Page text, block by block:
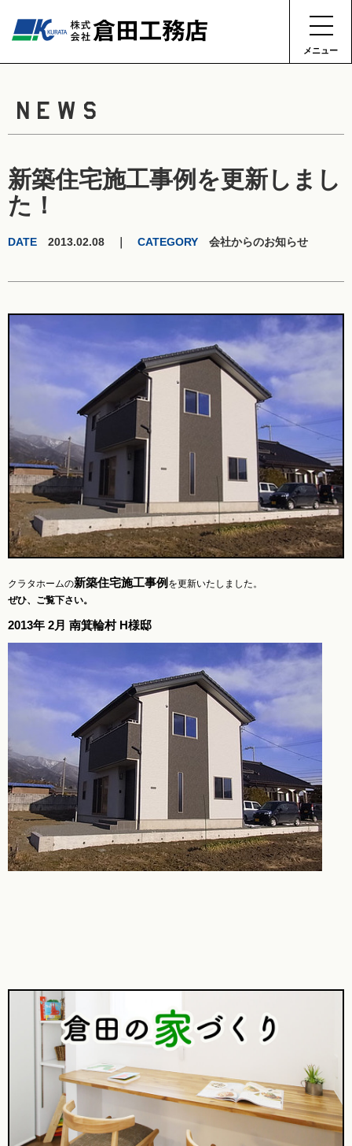
メニュー
NEWS
新築住宅施工事例を更新しまし
た！
DATE 2013.02.08 ｜ CATEGORY 会社からのお知らせ
クラタホームの新築住宅施工事例 を更新いたしました。
ぜひ、ご覧下さい。
2013年 2月 南箕輪村 H様邸